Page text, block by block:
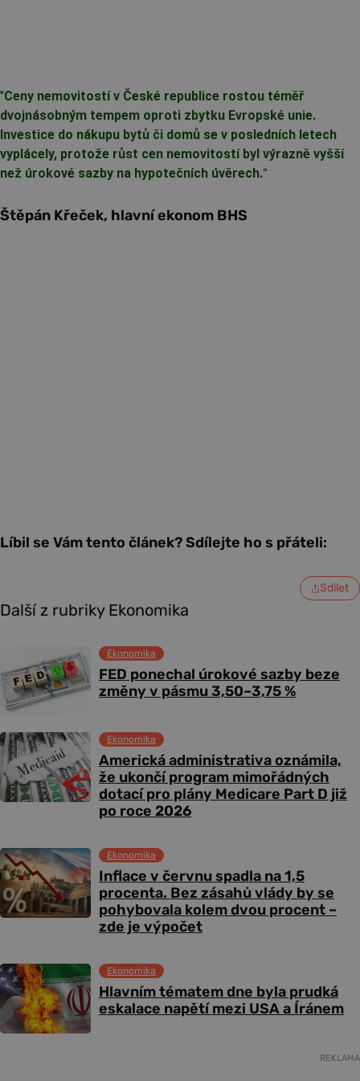
"Ceny nemovitostí v České republice rostou téměř
dvojnásobným tempem oproti zbytku Evropské unie.
Investice do nákupu bytů či domů se v posledních letech
vyplácely, protože růst cen nemovitostí byl výrazně vyšší
než úrokové sazby na hypotečních úvěrech."
Štěpán Křeček, hlavní ekonom BHS
Líbil se Vám tento článek? Sdílejte ho s přáteli:
Sdílet
Další z rubriky Ekonomika
FED ponechal úrokové sazby beze
změny v pásmu 3,50–3,75 %
Ekonomika
Americká administrativa oznámila,
že ukončí program mimořádných
dotací pro plány Medicare Part D již
po roce 2026
Ekonomika
Inflace v červnu spadla na 1,5
procenta. Bez zásahů vlády by se
pohybovala kolem dvou procent –
zde je výpočet
Ekonomika
Hlavním tématem dne byla prudká
eskalace napětí mezi USA a Íránem
Ekonomika
REKLAMA